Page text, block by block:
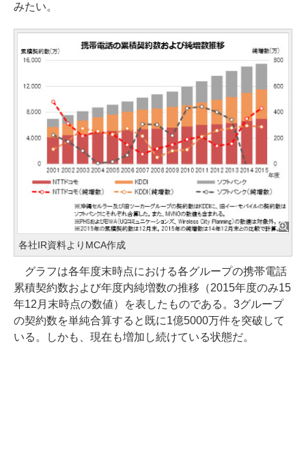
みたい。
各社IR資料よりMCA作成
グラフは各年度末時点における各グループの携帯電話
累積契約数および年度内純増数の推移（2015年度のみ15
年12月末時点の数値）を表したものである。3グループ
の契約数を単純合算すると既に1億5000万件を突破して
いる。しかも、現在も増加し続けている状態だ。